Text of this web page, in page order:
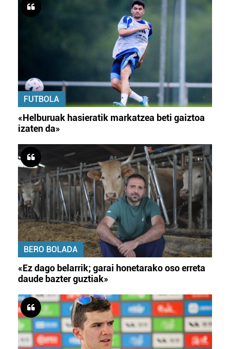
FUTBOLA
«Helburuak hasieratik markatzea beti gaiztoa
izaten da»
BERO BOLADA
«Ez dago belarrik; garai honetarako oso erreta
daude bazter guztiak»